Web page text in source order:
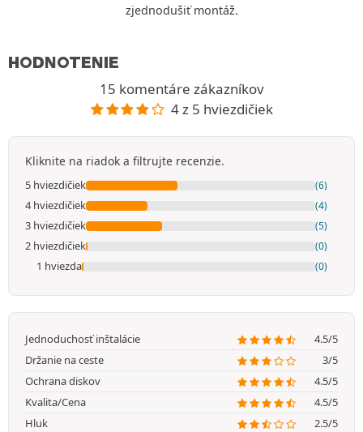
zjednodušiť montáž.
HODNOTENIE
15 komentáre zákazníkov
4 z 5 hviezdičiek
Kliknite na riadok a filtrujte recenzie.
5 hviezdičiek (6)
4 hviezdičiek (4)
3 hviezdičiek (5)
2 hviezdičiek (0)
1 hviezda (0)
Jednoduchosť inštalácie
4.5/5
Držanie na ceste
3/5
Ochrana diskov
4.5/5
Kvalita/Cena
4.5/5
Hluk
2.5/5